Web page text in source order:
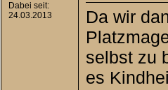
Dabei seit:
24.03.2013
Da wir
selbst zu
es